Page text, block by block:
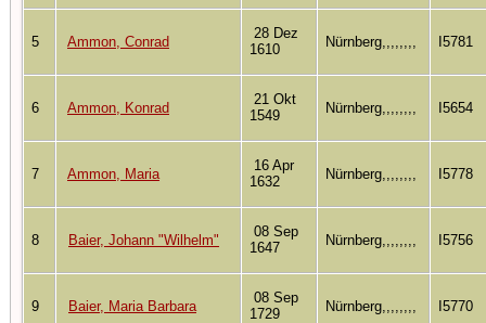
5 Ammon, Conrad
28 Dez
1610
Nürnberg,,,,,,,, I5781
6 Ammon, Konrad
21 Okt
1549
Nürnberg,,,,,,,, I5654
7 Ammon, Maria
16 Apr
1632
Nürnberg,,,,,,,, I5778
8 Baier, Johann "Wilhelm"
08 Sep
1647
Nürnberg,,,,,,,, I5756
9 Baier, Maria Barbara
08 Sep
1729
Nürnberg,,,,,,,, I5770